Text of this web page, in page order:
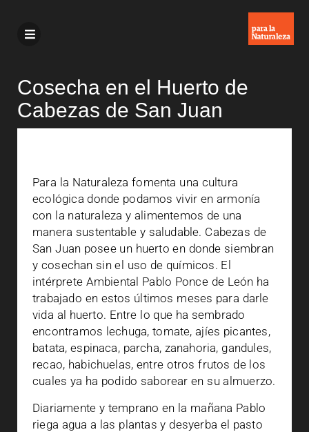
Cosecha en el Huerto de
Cabezas de San Juan
Para la Naturaleza fomenta una cultura
ecológica donde podamos vivir en armonía
con la naturaleza y alimentemos de una
manera sustentable y saludable. Cabezas de
San Juan posee un huerto en donde siembran
y cosechan sin el uso de químicos. El
intérprete Ambiental Pablo Ponce de León ha
trabajado en estos últimos meses para darle
vida al huerto. Entre lo que ha sembrado
encontramos lechuga, tomate, ajíes picantes,
batata, espinaca, parcha, zanahoria, gandules,
recao, habichuelas, entre otros frutos de los
cuales ya ha podido saborear en su almuerzo.
Diariamente y temprano en la mañana Pablo
riega agua a las plantas y desyerba el pasto